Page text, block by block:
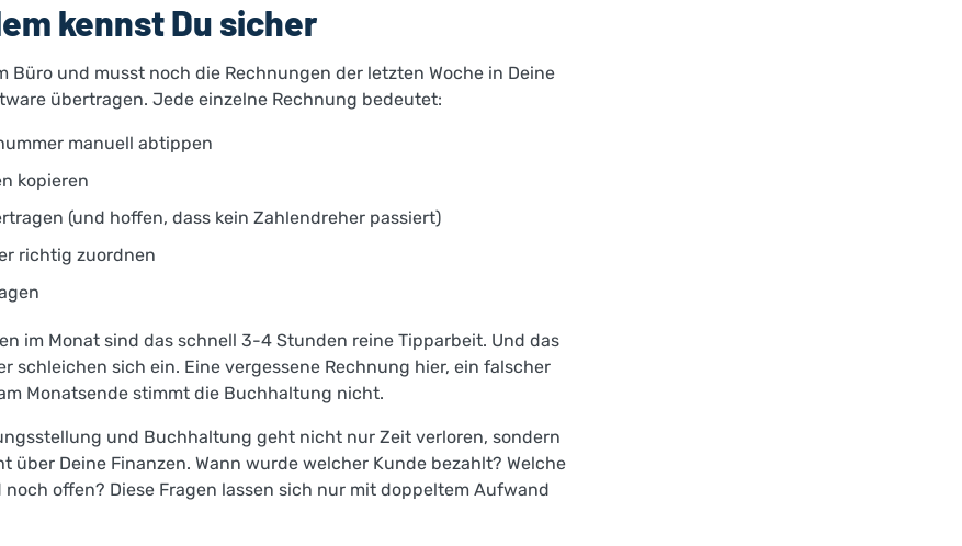
kennst Du sicher
Büro und musst noch die Rechnungen der letzten Woche in Deine
übertragen. Jede einzelne Rechnung bedeutet:
manuell abtippen
kopieren
(und hoffen, dass kein Zahlendreher passiert)
richtig zuordnen
im Monat sind das schnell 3-4 Stunden reine Tipparbeit. Und das
schleichen sich ein. Eine vergessene Rechnung hier, ein falscher
Monatsende stimmt die Buchhaltung nicht.
und Buchhaltung geht nicht nur Zeit verloren, sondern
über Deine Finanzen. Wann wurde welcher Kunde bezahlt? Welche
noch offen? Diese Fragen lassen sich nur mit doppeltem Aufwand